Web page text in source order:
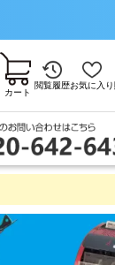
カート
閲覧履歴お気に入り